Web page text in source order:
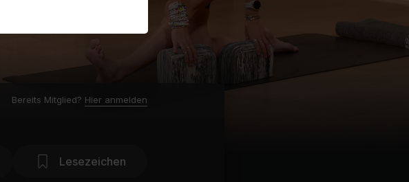
Bereits Mitglied? Hier anmelden
Lesezeichen